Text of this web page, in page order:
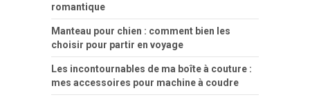
romantique
Manteau pour chien : comment bien les
choisir pour partir en voyage
Les incontournables de ma boîte à couture :
mes accessoires pour machine à coudre